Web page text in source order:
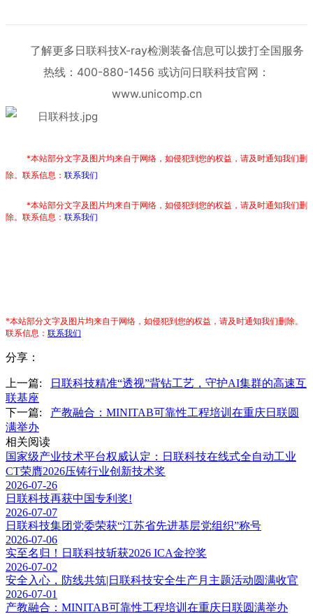
了解更多日联科技X-ray检测装备信息可以拨打全国服务
热线：400-880-1456 或访问日联科技官网：
www.unicomp.cn
*本站部分文字及图片均来自于网络，如侵犯到您的权益，请及时通知我们删
除。联系信息： 联系我们
*本站部分文字及图片均来自于网络，如侵犯到您的权益，请及时通知我们删
除。联系信息： 联系我们
*本站部分文字及图片均来自于网络，如侵犯到您的权益，请及时通知我们删除。
联系信息： 联系我们
分享：
上一篇:
日联科技精准“透视”背钻工艺，守护AI集群的高速互
联基座
下一篇:
产教融合：MINITAB可靠性工程培训在重庆日联圆
满举办
相关阅读
国家级产业技术平台权威认定：日联科技在线式全自动工业
CT荣膺2026压铸行业创新技术奖
2026-07-26
日联科技再获中国专利奖!
2026-07-07
日联科技集团党委荣获“江苏省先进基层党组织”称号
2026-07-06
实至名归！日联科技斩获2026 ICA金控奖
2026-07-02
安全入心，防线共筑|日联科技安全生产月主题活动圆满收官
2026-07-01
产教融合：MINITAB可靠性工程培训在重庆日联圆满举办